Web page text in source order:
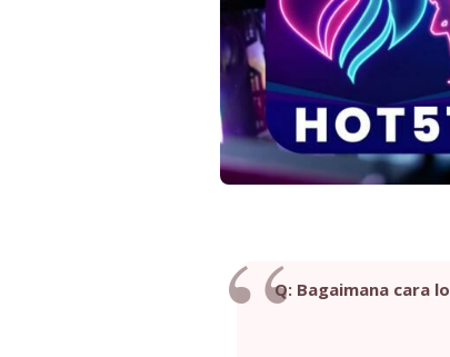
Q: Bagaimana cara